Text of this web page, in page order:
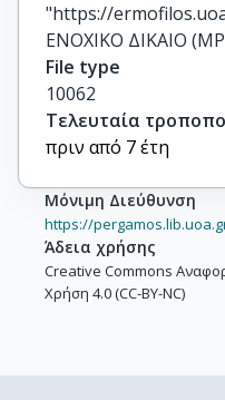
"https://
ΕΝΟΧΙΚΟ ΔΙΚΑΙΟ
File type
10062
Τελευταία
πριν από 7 έτη
Μόνιμη Διεύθυνση
https://
Άδεια χρήσης
Creative Commons
Χρήση 4.0 (CC-BY-NC)